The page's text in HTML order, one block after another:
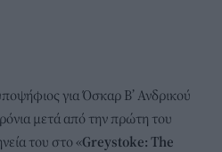
για Όσκαρ Β’ Ανδρικού
μετά από την πρώτη του
του στο «Greystoke: The